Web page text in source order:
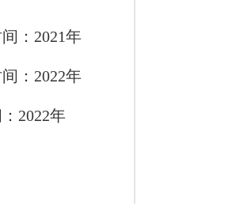
：2021年
：2022年
2022年